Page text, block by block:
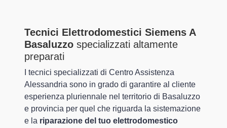
Tecnici Elettrodomestici Siemens A
Basaluzzo specializzati altamente
preparati
I tecnici specializzati di Centro Assistenza
Alessandria sono in grado di garantire al cliente
esperienza pluriennale nel territorio di Basaluzzo
e provincia per quel che riguarda la sistemazione
e la riparazione del tuo elettrodomestico